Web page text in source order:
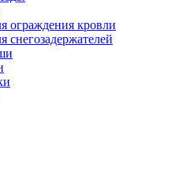
ограждения кровли